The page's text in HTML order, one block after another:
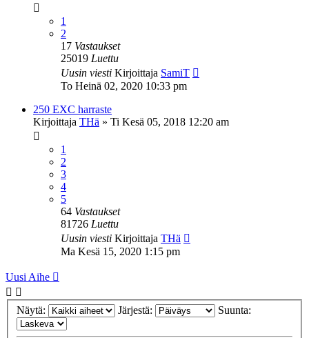
1
2
17 Vastaukset
25019 Luettu
Uusin viesti Kirjoittaja SamiT
To Heinä 02, 2020 10:33 pm
250 EXC harraste
Kirjoittaja THä » Ti Kesä 05, 2018 12:20 am
1
2
3
4
5
64 Vastaukset
81726 Luettu
Uusin viesti Kirjoittaja THä
Ma Kesä 15, 2020 1:15 pm
Uusi Aihe
Näytä: Järjestä: Suunta: